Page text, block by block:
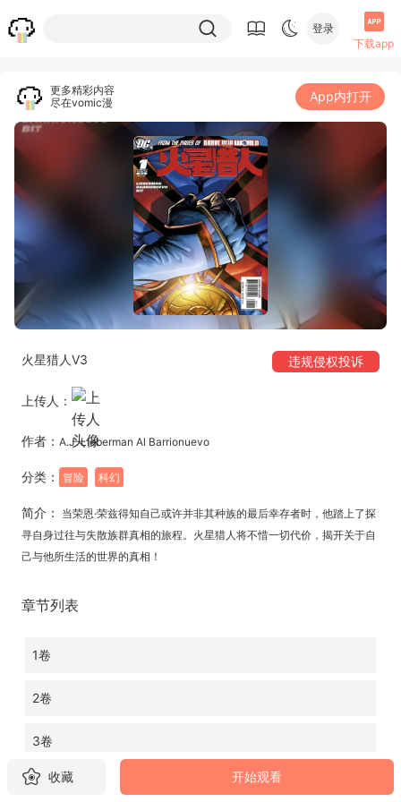
登录
下载app
更多精彩内容
尽在vomic漫
App内打开
火星猎人V3 违规侵权投诉
上传人：
作者： A.J. Lieberman Al Barrionuevo
分类： 冒险 科幻
简介：
当荣恩·荣兹得知自己或许并非其种族的最后幸存者时，他踏上了探
寻自身过往与失散族群真相的旅程。火星猎人将不惜一切代价，揭开关于自
己与他所生活的世界的真相！
章节列表
1卷
2卷
3卷
4卷收藏 开始观看